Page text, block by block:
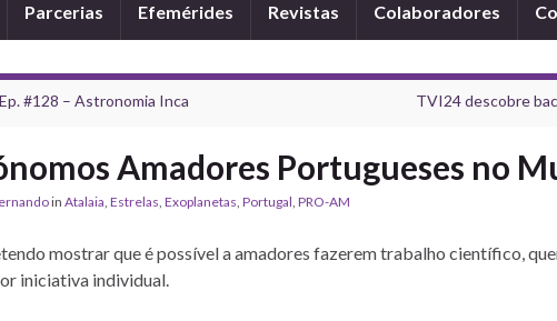
Parcerias Efemérides Revistas Colaboradores
#128 – Astronomia Inca TVI24 descobre
Amadores Portugueses no
in Atalaia, Estrelas, Exoplanetas, Portugal, PRO-AM
mostrar que é possível a amadores fazerem trabalho científico,
iniciativa individual.